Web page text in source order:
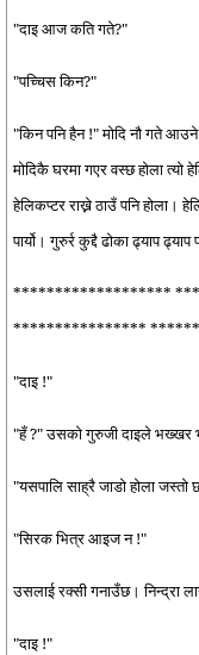
"दाइ आज कति गते?"
"पच्चिस किन?"
"किन पनि हैन !" मोदि नौ गते
मोदिकै घरमा गएर वस्छ होला
हेलिकप्टर राख्ने ठाउँ पनि होला।
पार्यो। गुरुर्र कुद्दै ढोका ढ्याप ढ्याप
*******************
****************
"दाइ !"
"हँ ?" उसको गुरुजी दाइले भख्खर
"यसपालि साह्रै जाडो होला जस्तो
"सिरक भित्र आइज न !"
उसलाई रक्सी गनाउँछ।
"दाइ !"